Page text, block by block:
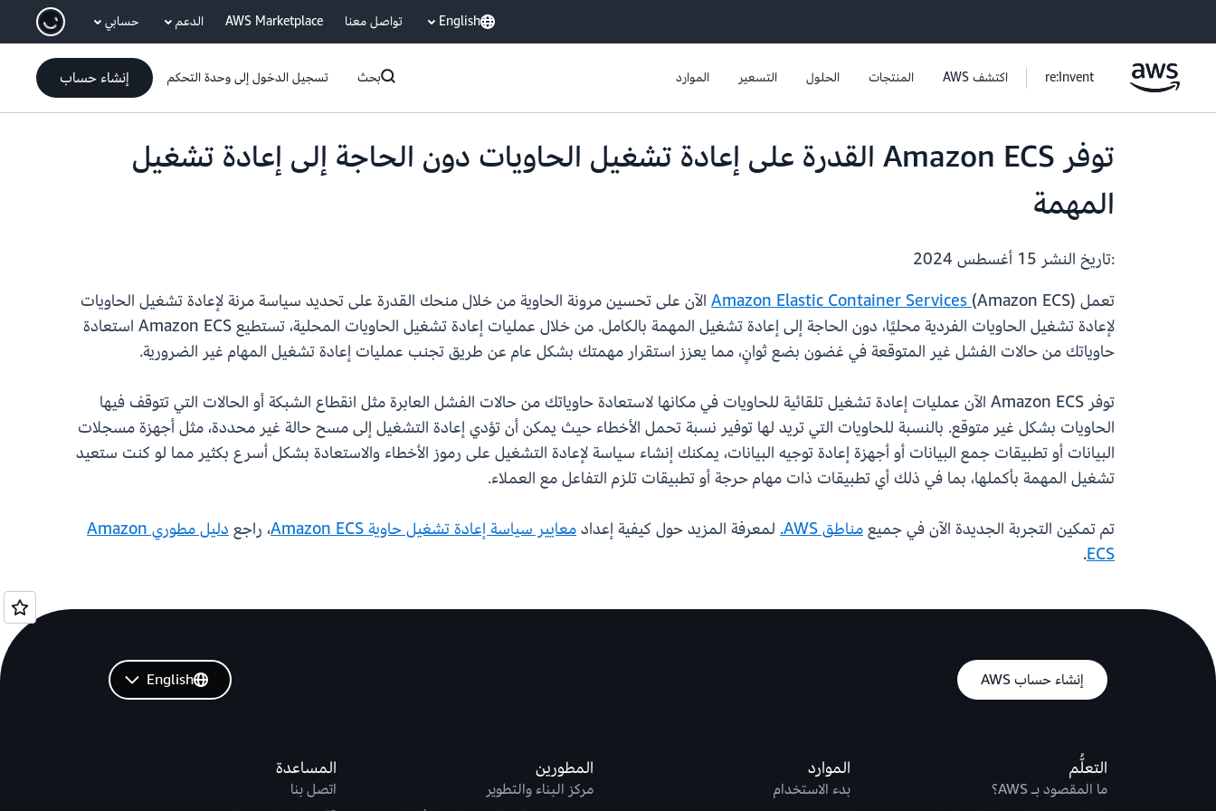
انتقل إلى المحتوى الرئيسي English تواصل معنا AWS Marketplace الدعم حسابي
re:Invent اكتشف AWS المنتجات الحلول التسعير الموارد بحث تسجيل الدخول إلى وحدة التحكم إنشاء حساب
توفر Amazon ECS القدرة على إعادة تشغيل الحاويات دون الحاجة إلى إعادة تشغيل
المهمة
:تاريخ النشر
تعمل
Amazon Elastic Container Services (Amazon ECS) الآن على تحسين مرونة الحاوية من خلال منحك القدرة على تحديد سياسة مرنة لإعادة تشغيل الحاويات
لإعادة تشغيل الحاويات الفردية محليًا، دون الحاجة إلى إعادة تشغيل المهمة بالكامل. من خلال عمليات إعادة تشغيل الحاويات المحلية، تستطيع Amazon ECS استعادة
حاوياتك من حالات الفشل غير المتوقعة في غضون بضع ثوانٍ، مما يعزز استقرار مهمتك بشكل عام عن طريق تجنب عمليات إعادة تشغيل المهام غير الضرورية.
توفر Amazon ECS الآن عمليات إعادة تشغيل تلقائية للحاويات في مكانها لاستعادة حاوياتك من حالات الفشل العابرة مثل انقطاع الشبكة أو الحالات التي تتوقف فيها
الحاويات بشكل غير متوقع. بالنسبة للحاويات التي تريد لها توفير نسبة تحمل الأخطاء حيث يمكن أن تؤدي إعادة التشغيل إلى مسح حالة غير محددة، مثل أجهزة مسجلات
البيانات أو تطبيقات جمع البيانات أو أجهزة إعادة توجيه البيانات، يمكنك إنشاء سياسة لإعادة التشغيل على رموز الأخطاء والاستعادة بشكل أسرع بكثير مما لو كنت ستعيد
تشغيل المهمة بأكملها، بما في ذلك أي تطبيقات ذات مهام حرجة أو تطبيقات تلزم التفاعل مع العملاء.
تم تمكين التجربة الجديدة الآن في جميعمناطق AWS. لمعرفة المزيد حول كيفية إعدادمعايير سياسة إعادة تشغيل حاوية Amazon ECS ، راجع
دليل مطوري Amazon
ECS
.
إنشاء حساب AWS
التعلُّم
ما المقصود بـ AWS؟
الموارد
بدء الاستخدام
المطورين
مركز البناء والتطوير
المساعدة
اتصل بنا
English